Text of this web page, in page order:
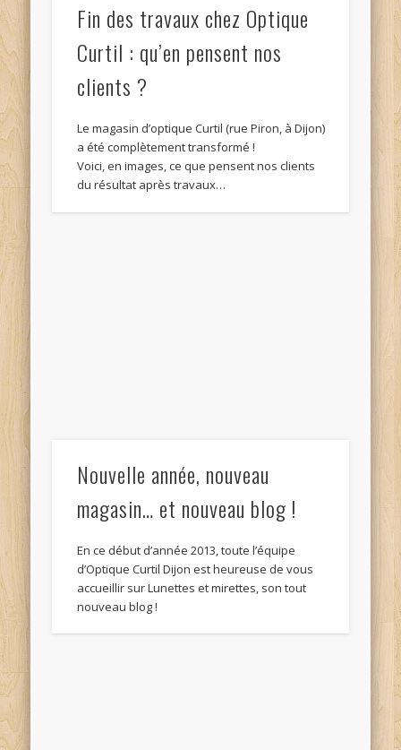
Fin des travaux chez Optique
Curtil : qu’en pensent nos
clients ?
Le magasin d’optique Curtil (rue Piron, à Dijon)
a été complètement transformé !
Voici, en images, ce que pensent nos clients
du résultat après travaux…
Nouvelle année, nouveau
magasin… et nouveau blog !
En ce début d’année 2013, toute l’équipe
d’Optique Curtil Dijon est heureuse de vous
accueillir sur Lunettes et mirettes, son tout
nouveau blog !